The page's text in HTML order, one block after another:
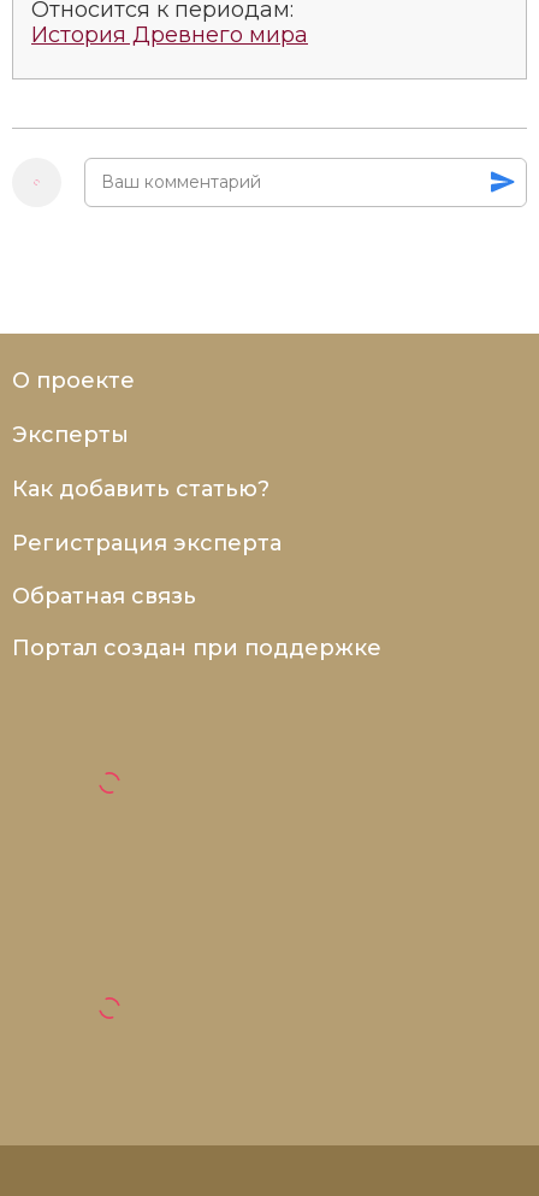
Относится к периодам:
История Древнего мира
О проекте
Эксперты
Как добавить статью?
Регистрация эксперта
Обратная связь
Портал создан при поддержке